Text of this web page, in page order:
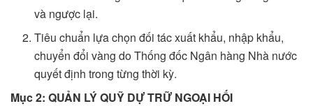
và ngược lại.
Tiêu chuẩn lựa chọn đối tác xuất khẩu, nhập khẩu,
chuyển đổi vàng do Thống đốc Ngân hàng Nhà nước
quyết định trong từng thời kỳ.
Mục 2: QUẢN LÝ QUỸ DỰ TRỮ NGOẠI HỐI